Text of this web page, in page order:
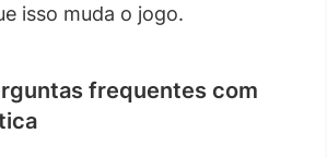
isso muda o jogo.
frequentes com